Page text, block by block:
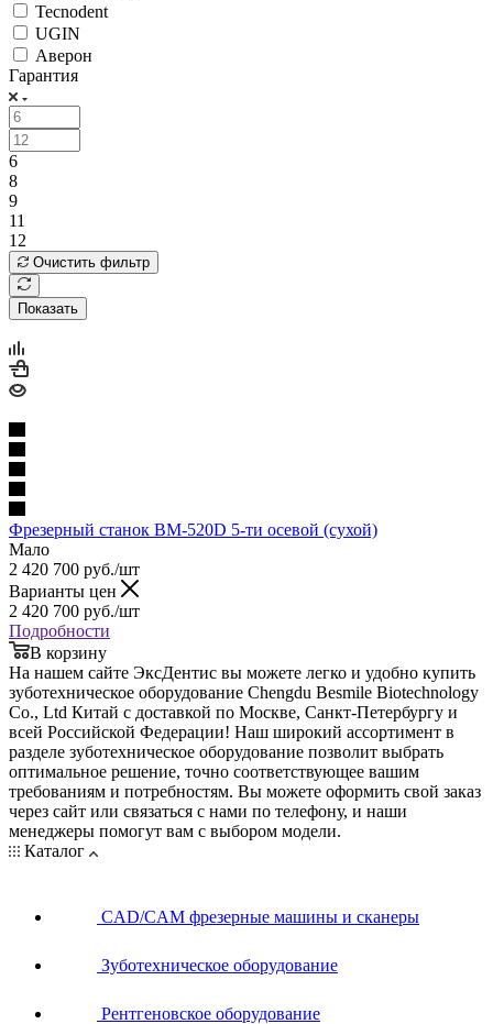
Tecnodent
UGIN
Аверон
Гарантия
6
8
9
11
12
Очистить фильтр
Показать
Фрезерный станок BM-520D 5-ти осевой (сухой)
Мало
2 420 700 руб./шт
Варианты цен
2 420 700 руб./шт
Подробности
В корзину
На нашем сайте ЭксДентис вы можете легко и удобно купить
зуботехническое оборудование Chengdu Besmile Biotechnology
Co., Ltd Китай с доставкой по Москве, Санкт-Петербургу и
всей Российской Федерации! Наш широкий ассортимент в
разделе зуботехническое оборудование позволит выбрать
оптимальное решение, точно соответствующее вашим
требованиям и потребностям. Вы можете оформить свой заказ
через сайт или связаться с нами по телефону, и наши
менеджеры помогут вам с выбором модели.
Каталог
CAD/CAM фрезерные машины и сканеры
Зуботехническое оборудование
Рентгеновское оборудование